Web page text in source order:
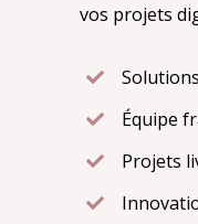
vos projets
Équipe
Projets